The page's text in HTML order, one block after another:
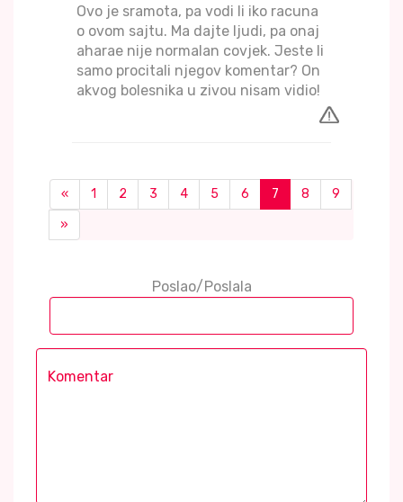
Ovo je sramota, pa vodi li iko racuna
o ovom sajtu. Ma dajte ljudi, pa onaj
aharae nije normalan covjek. Jeste li
samo procitali njegov komentar? On
akvog bolesnika u zivou nisam vidio!
« 1 2 3 4 5 6 7 8
9
»
Poslao/Poslala